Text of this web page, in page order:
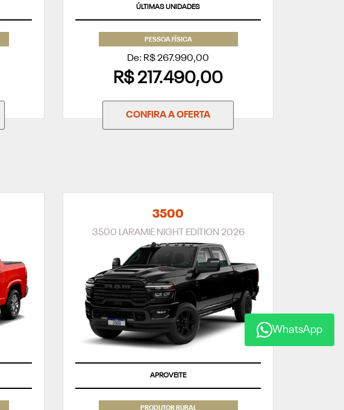
APROVEITE
PESSOA FÍSICA
De: R$ 267.990,00
R$ 217.490,00
CONFIRA A OFERTA
3500
3500 LARAMIE NIGHT EDITION 2026
APROVEITE
WhatsApp